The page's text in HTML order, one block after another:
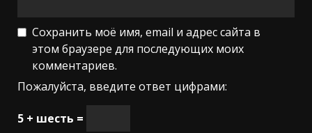
Сохранить моё имя, email и адрес сайта в
этом браузере для последующих моих
комментариев.
Пожалуйста, введите ответ цифрами:
5 + шесть =